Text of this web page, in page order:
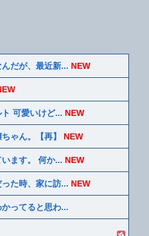
だが、最近新... NEW
可愛いけど... NEW
ゃん。【再】 NEW
ます。 何か... NEW
た時、家に訪... NEW
ってると思わ...